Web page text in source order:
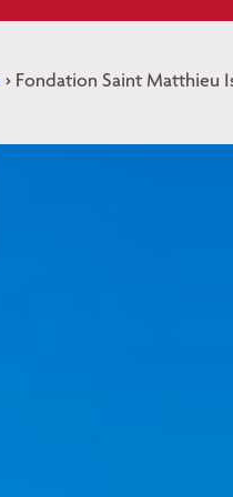
> Fondation Saint Matthieu